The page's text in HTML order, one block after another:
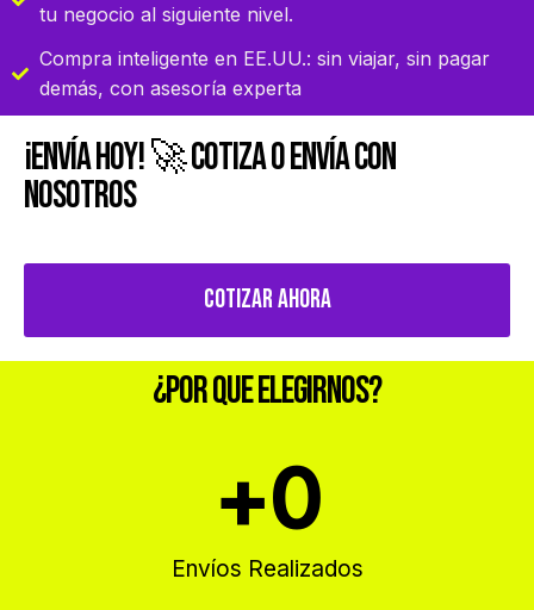
tu negocio al siguiente nivel.
Compra inteligente en EE.UU.: sin viajar, sin pagar
demás, con asesoría experta
¡Envía Hoy!🚀Cotiza o envía con
nosotros
Cotizar Ahora
¿Por que elegirnos?
Envíos Realizados
+0